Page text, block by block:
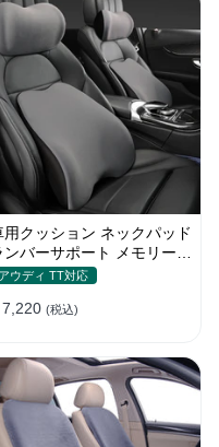
用クッション ネックパッド
ンバーサポート メモリーフ
ーム 姿勢 人間工学 疲労回
アウディ TT対応
(税込)